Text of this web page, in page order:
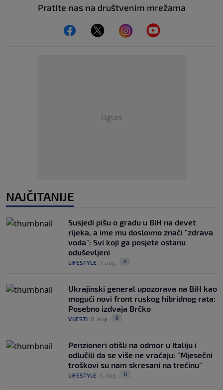
Pratite nas na društvenim mrežama
Oglas
NAJČITANIJE
Susjedi pišu o gradu u BiH na devet
rijeka, a ime mu doslovno znači "zdrava
voda": Svi koji ga posjete ostanu
oduševljeni
LIFESTYLE 7. aug. 0
Ukrajinski general upozorava na BiH kao
mogući novi front ruskog hibridnog rata:
Posebno izdvaja Brčko
VIJESTI 8. aug. 0
Penzioneri otišli na odmor u Italiju i
odlučili da se više ne vraćaju: "Mjesečni
troškovi su nam skresani na trećinu"
LIFESTYLE 5. aug. 0